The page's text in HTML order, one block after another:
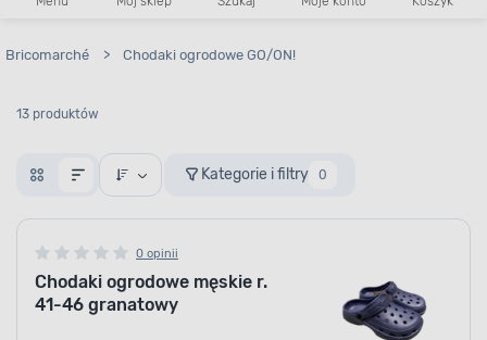
Bricomarché > Chodaki ogrodowe GO/ON!
13 produktów
Kategorie i filtry 0
0 opinii
Chodaki ogrodowe męskie r.
41-46 granatowy